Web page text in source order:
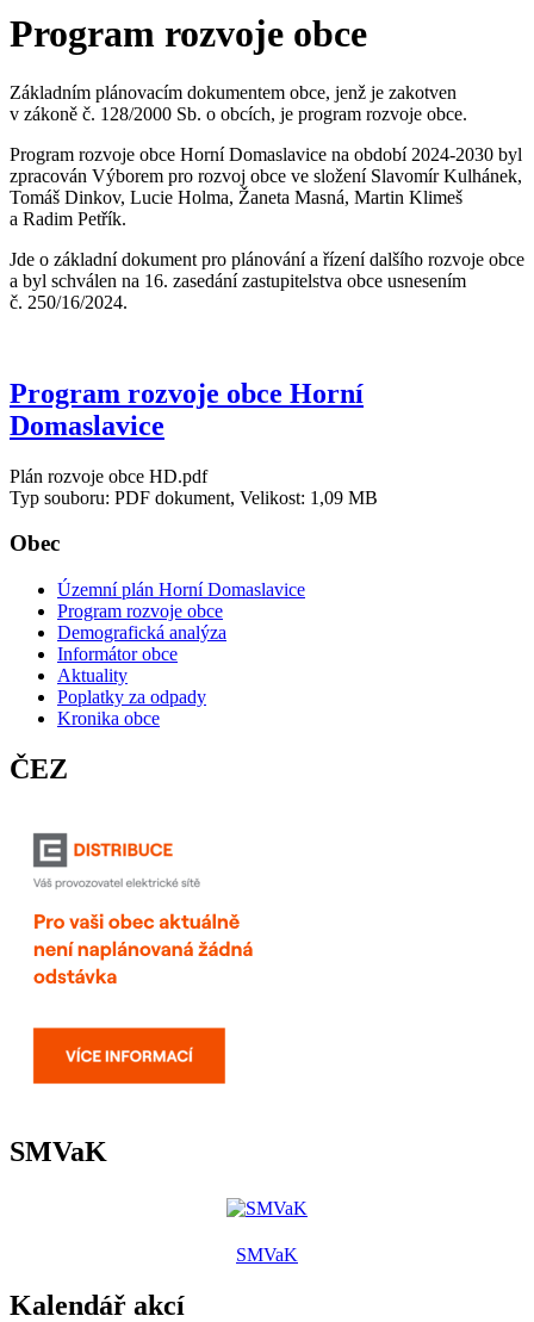
Program rozvoje obce
Základním plánovacím dokumentem obce, jenž je zakotven
v zákoně č. 128/2000 Sb. o obcích, je program rozvoje obce.
Program rozvoje obce Horní Domaslavice na období 2024-2030 byl
zpracován Výborem pro rozvoj obce ve složení Slavomír Kulhánek,
Tomáš Dinkov, Lucie Holma, Žaneta Masná, Martin Klimeš
a Radim Petřík.
Jde o základní dokument pro plánování a řízení dalšího rozvoje obce
a byl schválen na 16. zasedání zastupitelstva obce usnesením
č. 250/16/2024.
Program rozvoje obce Horní
Domaslavice
Plán rozvoje obce HD.pdf
Typ souboru: PDF dokument, Velikost: 1,09 MB
Obec
Územní plán Horní Domaslavice
Program rozvoje obce
Demografická analýza
Informátor obce
Aktuality
Poplatky za odpady
Kronika obce
ČEZ
SMVaK
SMVaK
Kalendář akcí